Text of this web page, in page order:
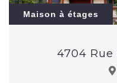
Maison à étages
4704